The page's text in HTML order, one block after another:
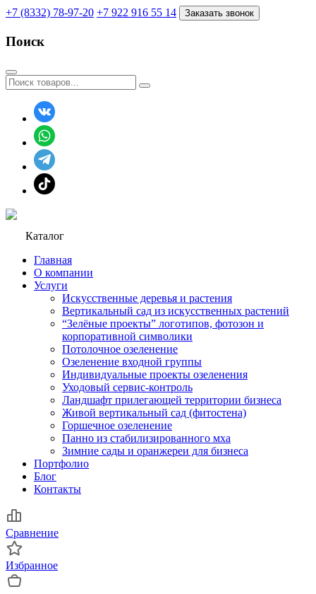
+7 (8332) 78-97-20 +7 922 916 55 14 Заказать звонок
Поиск
Каталог
Главная
О компании
Услуги
Искусственные деревья и растения
Вертикальный сад из искусственных растений
“Зелёные проекты” логотипов, фотозон и
корпоративной символики
Потолочное озеленение
Озеленение входной группы
Индивидуальные проекты озеленения
Уходовый сервис-контроль
Ландшафт прилегающей территории бизнеса
Живой вертикальный сад (фитостена)
Горшечное озеленение
Панно из стабилизированного мха
Зимние сады и оранжереи для бизнеса
Портфолио
Блог
Контакты
Сравнение
Избранное